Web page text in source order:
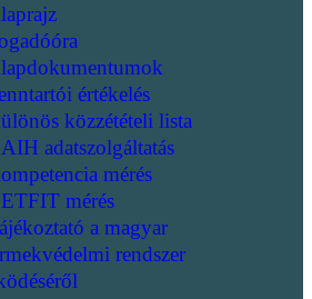
értékelés
közzétételi lista
adatszolgáltatás
mérés
mérés
a magyar
rendszer